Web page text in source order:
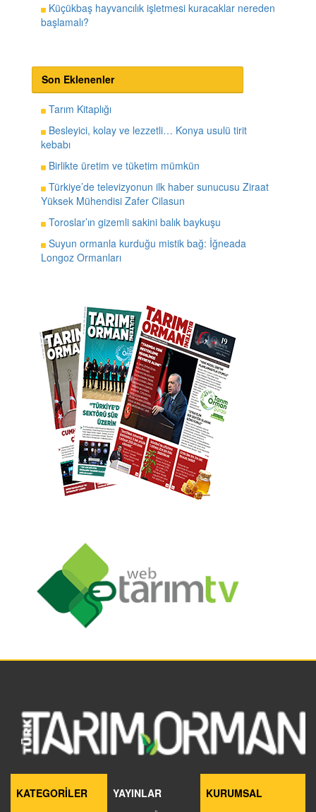
Küçükbaş hayvancılık işletmesi kuracaklar nereden
başlamalı?
Son Eklenenler
Tarım Kitaplığı
Besleyici, kolay ve lezzetli… Konya usulü tirit
kebabı
Birlikte üretim ve tüketim mümkün
Türkiye’de televizyonun ilk haber sunucusu Ziraat
Yüksek Mühendisi Zafer Cilasun
Toroslar’ın gizemli sakini balık baykuşu
Suyun ormanla kurduğu mistik bağ: İğneada
Longoz Ormanları
KATEGORİLER YAYINLAR KURUMSAL